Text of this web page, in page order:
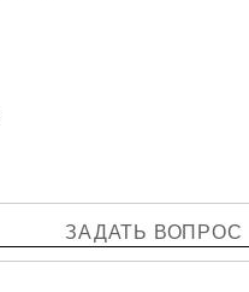
ЗАДАТЬ ВОПРОС